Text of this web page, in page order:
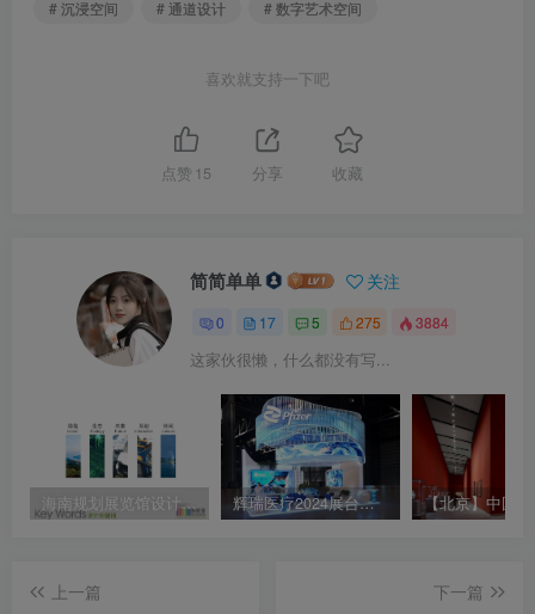
# 沉浸空间
# 通道设计 # 数字艺术空间
喜欢就支持一下吧
点赞 15 分享 收藏
简简单单 关注
0 17 5 275 3884
这家伙很懒，什么都没有写...
海南规划展览馆设计方案 辉瑞医疗2024展台设计效果 Pfizer 2024
上一篇
下一篇